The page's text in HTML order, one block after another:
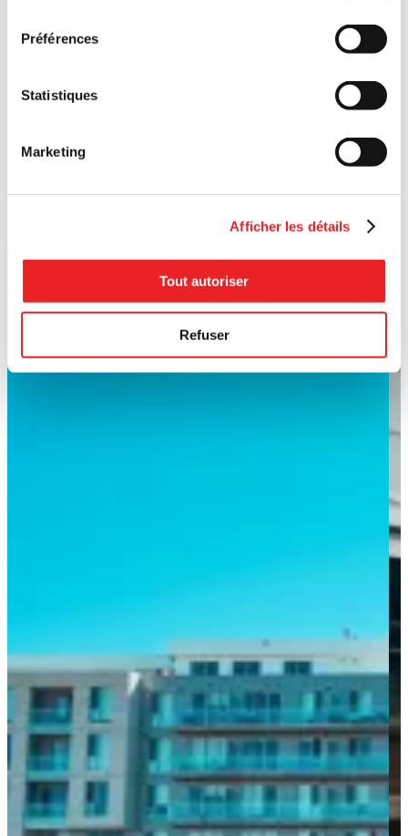
Préférences
Statistiques
Marketing
Afficher les détails
Tout autoriser
Refuser
Article
23 Mar
Vous êtes propriétaire ou gestionnaire d’un immeuble commercial